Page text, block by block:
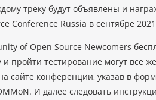
треку будут объявлены и
Conference Russia в сентябре
of Open Source Newcomers
и пройти тестирование могут все
сайте конференции, указав в
И далее следовать